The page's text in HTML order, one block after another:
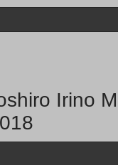
Irino